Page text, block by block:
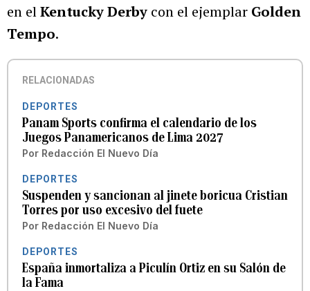
en elKentucky Derby con el ejemplar Golden
Tempo.
RELACIONADAS
DEPORTES
Panam Sports confirma el calendario de los
Juegos Panamericanos de Lima 2027
Por Redacción El Nuevo Día
DEPORTES
Suspenden y sancionan al jinete boricua Cristian
Torres por uso excesivo del fuete
Por Redacción El Nuevo Día
DEPORTES
España inmortaliza a Piculín Ortiz en su Salón de
la Fama